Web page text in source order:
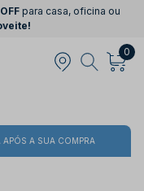
para casa, oficina ou
0
APÓS A SUA COMPRA